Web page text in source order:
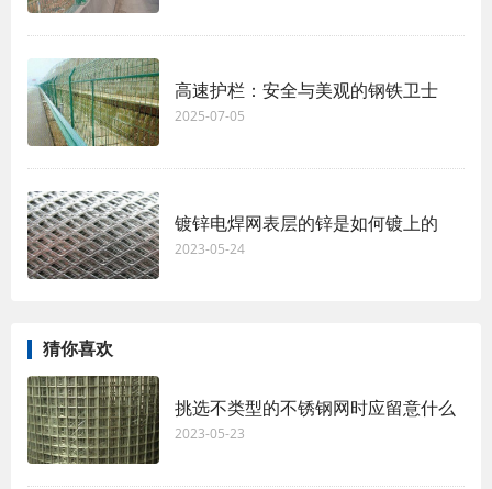
高速护栏：安全与美观的钢铁卫士
2025-07-05
镀锌电焊网表层的锌是如何镀上的
2023-05-24
猜你喜欢
挑选不类型的不锈钢网时应留意什么
2023-05-23